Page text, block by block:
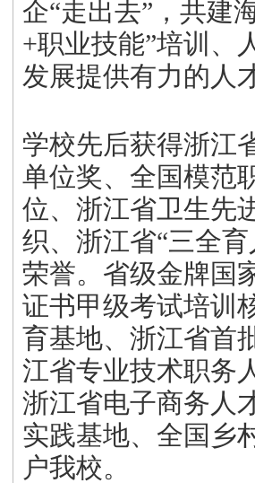
企“走出去”，共建
+职业技能”培训、
发展提供有力的人
学校先后获得浙江
单位奖、全国模范
位、浙江省卫生先
织、浙江省“三全
荣誉。省级金牌国
证书甲级考试培训
育基地、浙江省首
江省专业技术职务
浙江省电子商务人
实践基地、全国乡
户我校。